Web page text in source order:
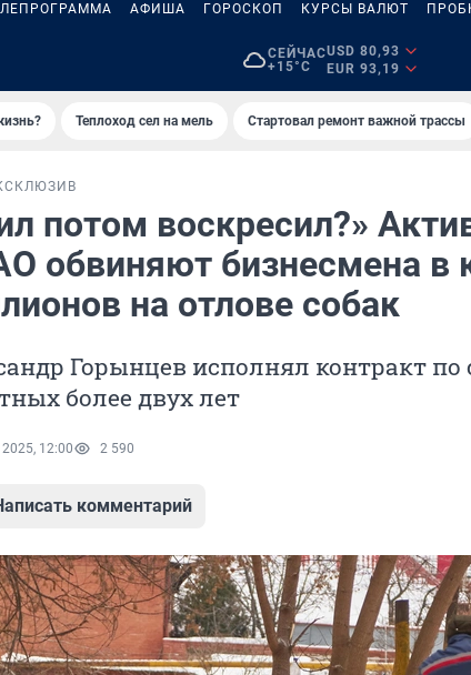
АФИША ГОРОСКОП КУРСЫ ВАЛЮТ
СЕЙЧАС
+15°C
USD 80,93
EUR 93,19
Теплоход сел на мель Стартовал ремонт важной трассы
потом воскресил?»
обвиняют бизнесмена в
на отлове собак
Горынцев исполнял контракт
более двух лет
12:00 2 590
комментарий